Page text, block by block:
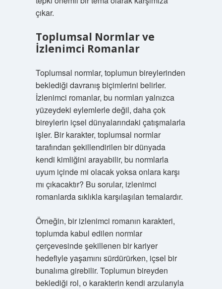
çıkar.
Toplumsal Normlar ve
İzlenimci Romanlar
Toplumsal normlar, toplumun bireylerinden
beklediği davranış biçimlerini belirler.
İzlenimci romanlar, bu normları yalnızca
yüzeydeki eylemlerle değil, daha çok
bireylerin içsel dünyalarındaki çatışmalarla
işler. Bir karakter, toplumsal normlar
tarafından şekillendirilen bir dünyada
kendi kimliğini arayabilir, bu normlarla
uyum içinde mi olacak yoksa onlara karşı
mı çıkacaktır? Bu sorular, izlenimci
romanlarda sıklıkla karşılaşılan temalardır.
Örneğin, bir izlenimci romanın karakteri,
toplumda kabul edilen normlar
çerçevesinde şekillenen bir kariyer
hedefiyle yaşamını sürdürürken, içsel bir
bunalıma girebilir. Toplumun bireyden
beklediği rol, o karakterin kendi arzularıyla